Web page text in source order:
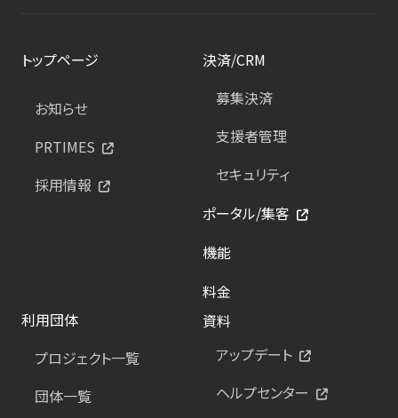
トップページ
お知らせ
PRTIMES
採用情報
決済/CRM
募集決済
支援者管理
セキュリティ
ポータル/集客
機能
料金
利用団体
プロジェクト一覧
団体一覧
資料
アップデート
ヘルプセンター